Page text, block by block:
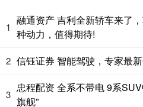
1
融通资产 吉利全新轿车来了
种动力，值得期待!
2 信钰证券 智能驾驶，专家最
3
忠程配资 全系不带电 9系
旗舰”